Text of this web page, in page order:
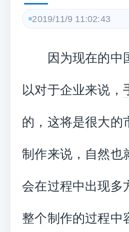
2019/11/9 11:02:43
因为现在的中
以对于企业来说，
的，这将是很大的
制作来说，自然也
会在过程中出现多
整个制作的过程中